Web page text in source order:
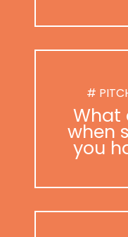
#
What
when
you